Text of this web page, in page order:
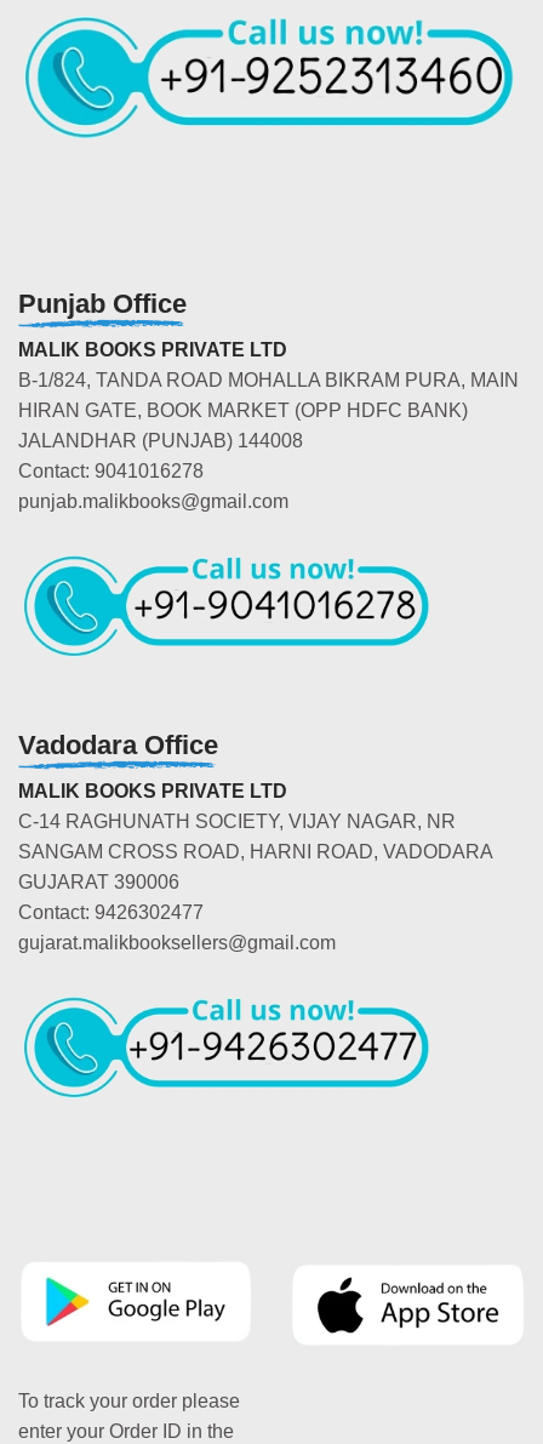
Punjab Office
MALIK BOOKS PRIVATE LTD
B-1/824, TANDA ROAD MOHALLA BIKRAM PURA, MAIN
HIRAN GATE, BOOK MARKET (OPP HDFC BANK)
JALANDHAR (PUNJAB) 144008
Contact: 9041016278
punjab.malikbooks@gmail.com
Vadodara Office
MALIK BOOKS PRIVATE LTD
C-14 RAGHUNATH SOCIETY, VIJAY NAGAR, NR
SANGAM CROSS ROAD, HARNI ROAD, VADODARA
GUJARAT 390006
Contact: 9426302477
gujarat.malikbooksellers@gmail.com
To track your order please
enter your Order ID in the